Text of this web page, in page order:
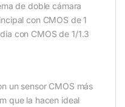
de doble cámara
con CMOS de 1
con CMOS de 1/1.3
un sensor CMOS más
que la hacen ideal